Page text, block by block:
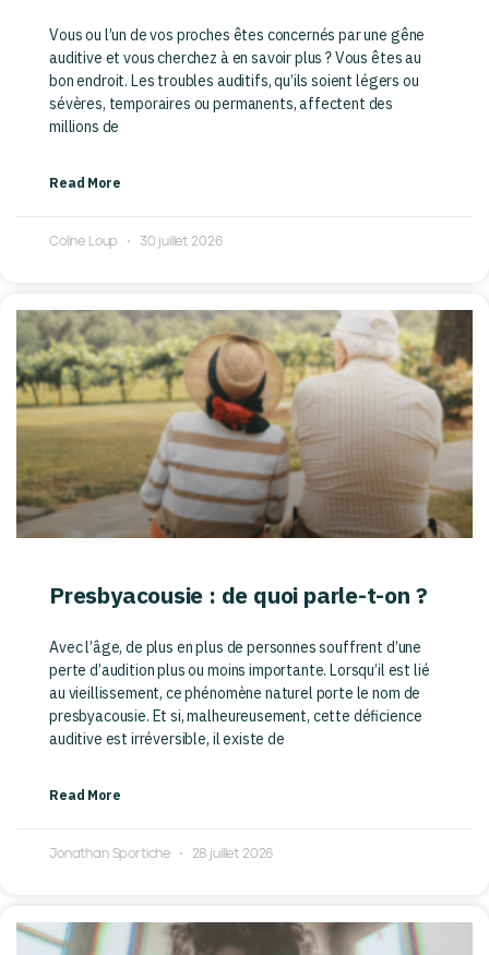
Vous ou l’un de vos proches êtes concernés par une gêne
auditive et vous cherchez à en savoir plus ? Vous êtes au
bon endroit. Les troubles auditifs, qu’ils soient légers ou
sévères, temporaires ou permanents, affectent des
millions de
Read More
Coline Loup 30 juillet 2026
Presbyacousie : de quoi parle-t-on ?
Avec l’âge, de plus en plus de personnes souffrent d’une
perte d’audition plus ou moins importante. Lorsqu’il est lié
au vieillissement, ce phénomène naturel porte le nom de
presbyacousie. Et si, malheureusement, cette déficience
auditive est irréversible, il existe de
Read More
Jonathan Sportiche 28 juillet 2026